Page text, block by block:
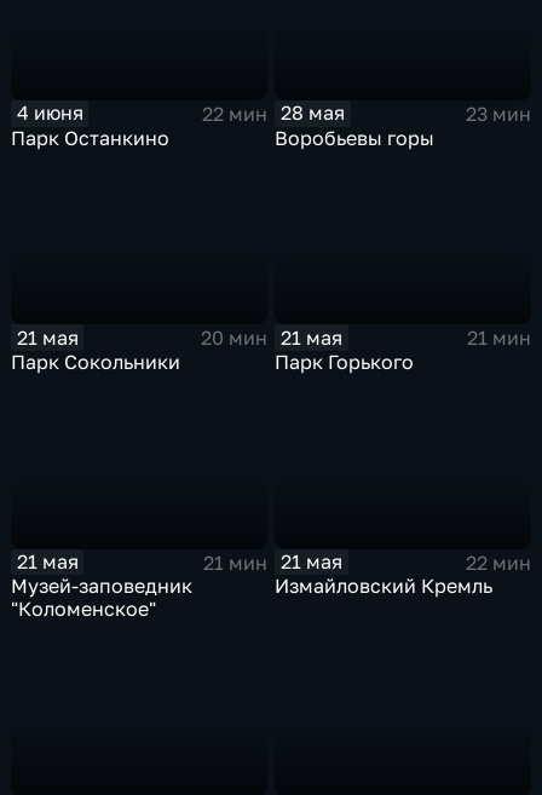
4 июня
22 мин
Парк Останкино
28 мая
23 мин
Воробьевы горы
21 мая
20 мин
Парк Сокольники
21 мая
21 мин
Парк Горького
21 мая
21 мин
Музей-заповедник
"Коломенское"
21 мая
22 мин
Измайловский Кремль